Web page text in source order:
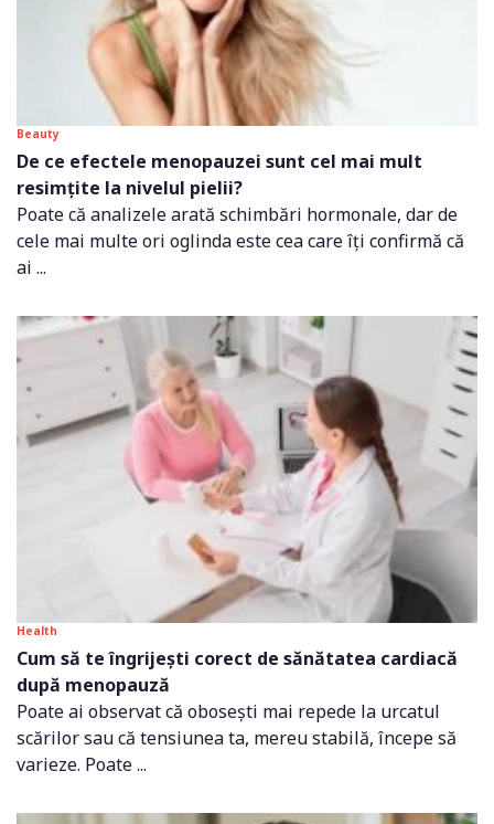
Beauty
De ce efectele menopauzei sunt cel mai mult
resimțite la nivelul pielii?
Poate că analizele arată schimbări hormonale, dar de
cele mai multe ori oglinda este cea care îți confirmă că
ai ...
Health
Cum să te îngrijești corect de sănătatea cardiacă
după menopauză
Poate ai observat că obosești mai repede la urcatul
scărilor sau că tensiunea ta, mereu stabilă, începe să
varieze. Poate ...